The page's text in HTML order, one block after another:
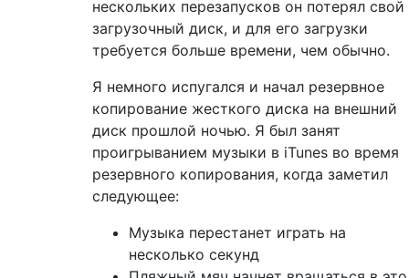
нескольких перезапусков он потерял свой
загрузочный диск, и для его загрузки
требуется больше времени, чем обычно.
Я немного испугался и начал резервное
копирование жесткого диска на внешний
диск прошлой ночью. Я был занят
проигрыванием музыки в iTunes во время
резервного копирования, когда заметил
следующее:
Музыка перестанет играть на
несколько секунд